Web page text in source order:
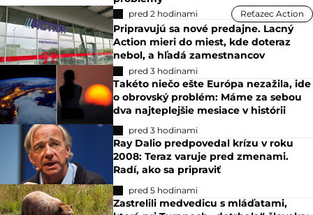
Pripravujú sa nové predajne. Lacný
Action mieri do miest, kde doteraz
nebol, a hľadá zamestnancov
pred 3 hodinami
Takéto niečo ešte Európa nezažila, ide
o obrovský problém: Máme za sebou
dva najteplejšie mesiace v histórii
pred 3 hodinami
2008: Teraz varuje pred zmenami.
Radí, ako sa pripraviť
pred 5 hodinami
ktorá pri Turanoch „dotrhala“ človeka:
Cez víkend sa odohrali až tri incidenty